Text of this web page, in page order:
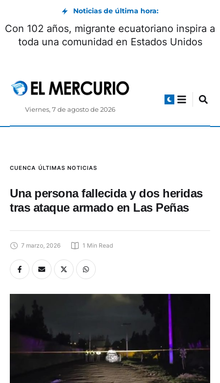
Noticias de última hora:
Con 102 años, migrante ecuatoriano inspira a
toda una comunidad en Estados Unidos
Viernes, 7 de agosto de 2026
CUENCA ÚLTIMAS NOTICIAS
Una persona fallecida y dos heridas
tras ataque armado en Las Peñas
7 marzo, 2026 1 Min Read